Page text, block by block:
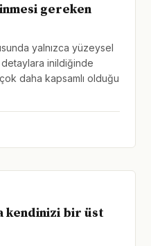
gereken
yalnızca yüzeysel
inildiğinde
daha kapsamlı olduğu
kendinizi bir üst